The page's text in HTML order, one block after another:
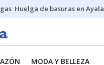
Huelga de basuras en Ayala
MODA Y BELLEZA